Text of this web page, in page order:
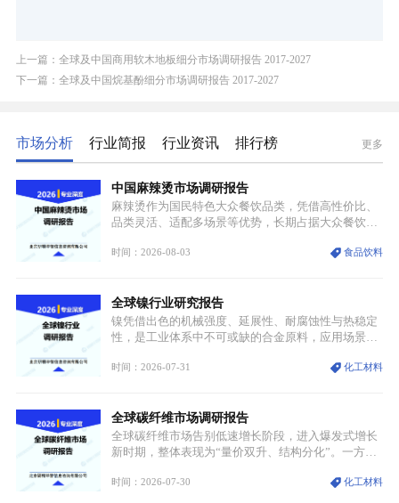
上一篇：全球及中国商用软木地板细分市场调研报告 2017-2027
下一篇：全球及中国烷基酚细分市场调研报告 2017-2027
市场分析 行业简报 行业资讯 排行榜 更多
中国麻辣烫市场调研报告
麻辣烫作为国民特色大众餐饮品类，凭借高性价比、
品类灵活、适配多场景等优势，长期占据大众餐饮重
型，叠加消费需求升级、线上流量变革、新零售业态
特点，在消费、创业、政策、技术多重驱动下，依旧
具备强劲的发展活力。
时间：2026-08-03 食品饮料
全球镍行业研究报告
镍凭借出色的机械强度、延展性、耐腐蚀性与热稳定
性，是工业体系中不可或缺的合金原料，应用场景横
用价值难以被替代。依托理化优势，镍被全球主要经
型为新能源核心战略矿产，全球产业形成“印尼掌控
资源与产能、中国主导消费与技术、工艺向低碳湿法
迭代、再生镍加速补位”的全新格局。
时间：2026-07-31 化工材料
全球碳纤维市场调研报告
全球碳纤维市场告别低速增长阶段，进入爆发式增长
新时期，整体表现为“量价双升、结构分化”。一方面
持续扩张；另一方面产品、需求、应用场景呈现明显
时间：2026-07-30 化工材料